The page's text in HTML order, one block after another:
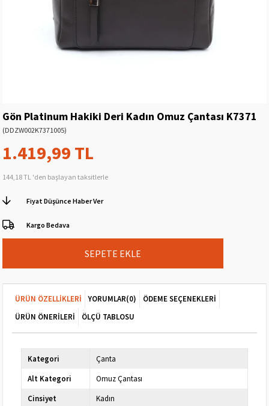
Gön Platinum Hakiki Deri Kadın Omuz Çantası K7371
(DDZW002K7371005)
1.419,99 TL
144,18 TL 'den başlayan taksitlerle
Fiyat Düşünce Haber Ver
Kargo Bedava
ÜRÜN ÖZELLIKLERI YORUMLAR(0)
ÖDEME SEÇENEKLERI
ÜRÜN ÖNERILERI
ÖLÇÜ TABLOSU
Kategori
Çanta
Alt Kategori
Omuz Çantası
Cinsiyet
Kadın